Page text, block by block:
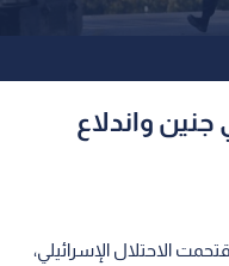
جنين واندلاع
الاحتلال الإسرائيلي،